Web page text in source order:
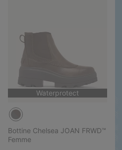
Waterprotect
Bottine Chelsea JOAN FRWD™
Femme